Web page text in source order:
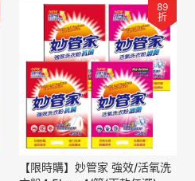
89
折
【限時購】妙管家 強效/活氧洗